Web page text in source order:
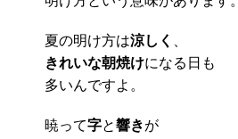
夏の明け方は涼しく
きれいな朝焼けになる日も
多いんですよ。
暁って字と響きが